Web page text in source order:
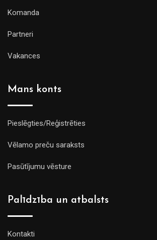
Komanda
Partneri
Vakances
Mans konts
Pieslēgties/Reģistrēties
Vēlamo preču saraksts
Pasūtījumu vēsture
Palīdzība un atbalsts
Kontakti